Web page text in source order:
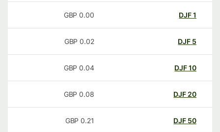
DJF
0.00
GBP
DJF
0.02
GBP
DJF
0.04
GBP
20
DJF
0.08
GBP
50
DJF
0.21
GBP